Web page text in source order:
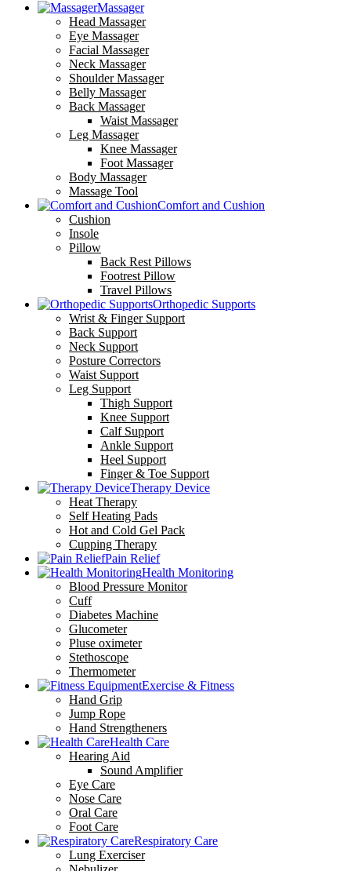
Massager
Head Massager
Eye Massager
Facial Massager
Neck Massager
Shoulder Massager
Belly Massager
Back Massager
Waist Massager
Leg Massager
Knee Massager
Foot Massager
Body Massager
Massage Tool
Comfort and Cushion
Cushion
Insole
Pillow
Back Rest Pillows
Footrest Pillow
Travel Pillows
Orthopedic Supports
Wrist & Finger Support
Back Support
Neck Support
Posture Correctors
Waist Support
Leg Support
Thigh Support
Knee Support
Calf Support
Ankle Support
Heel Support
Finger & Toe Support
Therapy Device
Heat Therapy
Self Heating Pads
Hot and Cold Gel Pack
Cupping Therapy
Pain Relief
Health Monitoring
Blood Pressure Monitor
Cuff
Diabetes Machine
Glucometer
Pluse oximeter
Stethoscope
Thermometer
Exercise & Fitness
Hand Grip
Jump Rope
Hand Strengtheners
Health Care
Hearing Aid
Sound Amplifier
Eye Care
Nose Care
Oral Care
Foot Care
Respiratory Care
Lung Exerciser